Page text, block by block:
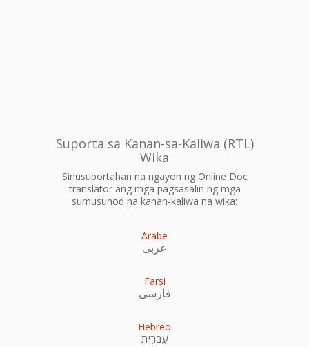
Suporta sa Kanan-sa-Kaliwa (RTL)
Wika
Sinusuportahan na ngayon ng Online Doc
translator ang mga pagsasalin ng mga
sumusunod na kanan-kaliwa na wika:
Arabe
عربى
Farsi
فارسی
Hebreo
עִברִית